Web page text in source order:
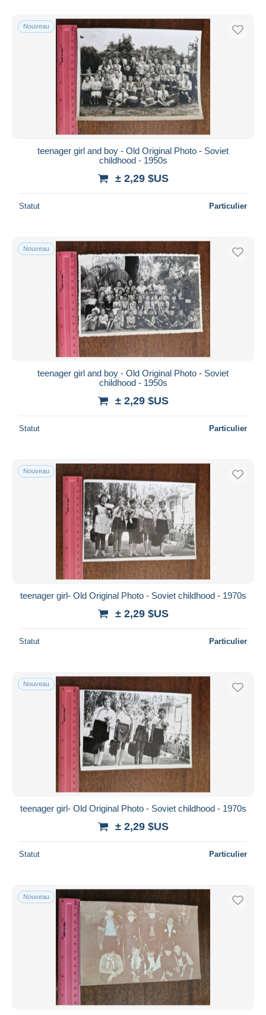
Uniquement en réduction
Livraison gratuite
Méthodes de paiement
PayPal
Virement bancaire
Visa
Mastercard
iDeal
Appliquer
Nouveau
teenager girl and boy - Old Original Photo - Soviet
childhood - 1950s
± 2,29 $US
Statut Particulier
Nouveau
teenager girl and boy - Old Original Photo - Soviet
childhood - 1950s
± 2,29 $US
Statut Particulier
Nouveau
teenager girl- Old Original Photo - Soviet childhood - 1970s
± 2,29 $US
Statut Particulier
Nouveau
teenager girl- Old Original Photo - Soviet childhood - 1970s
± 2,29 $US
Statut Particulier
Nouveau